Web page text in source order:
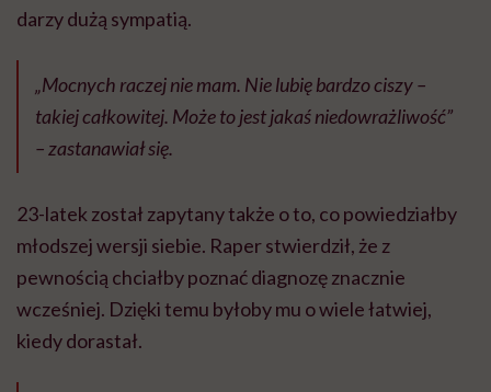
darzy dużą sympatią.
„Mocnych raczej nie mam. Nie lubię bardzo ciszy –
takiej całkowitej. Może to jest jakaś niedowrażliwość”
– zastanawiał się.
23-latek został zapytany także o to, co powiedziałby
młodszej wersji siebie. Raper stwierdził, że z
pewnością chciałby poznać diagnozę znacznie
wcześniej. Dzięki temu byłoby mu o wiele łatwiej,
kiedy dorastał.